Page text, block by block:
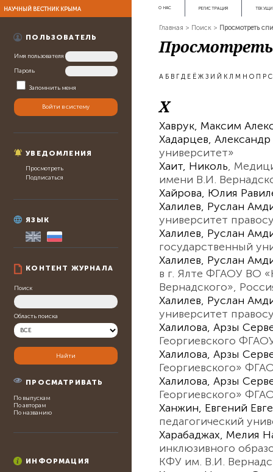
НАУЧНЫЙ ВЕСТНИК КРЫМА
ПОЛЬЗОВАТЕЛЬ
Имя пользователя
Пароль
Запомнить меня
УВЕДОМЛЕНИЯ
Просмотреть
Подписаться
ЯЗЫК
КОНТЕНТ ЖУРНАЛА
Поиск
Область поиска
ПРОСМАТРИВАТЬ
По выпускам
По авторам
По названию
ИНФОРМАЦИЯ
О НАС РЕГИСТРАЦИЯ
Главная > Поиск > Просмотреть
Просмотреть
А Б В Г Д Е Ё Ж З И Й К Л М Н О П Р С
Х
Хаврук, Максим
Хадарцев,
университет»
Хаит, Николь,
имени В.И.
Хайрова, Юлия
Халилев, Руслан
университет
Халилев, Руслан
государственный
Халилев, Руслан
в г. Ялте ФГАОУ ВО
Вернадского»,
Халилев, Руслан
университет
Халилова, Арзы
Георгиевского
Халилова, Арзы
Георгиевского»
Халилова, Арзы
Георгиевского»
Ханжин, Евгений
педагогический
Харабаджах, Мелия
инклюзивного
КФУ им. В.И.